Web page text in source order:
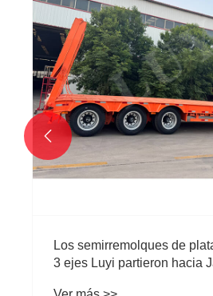
Los semirremolques de
3 ejes Luyi partieron hacia
